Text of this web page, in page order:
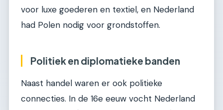
voor luxe goederen en textiel, en Nederland
had Polen nodig voor grondstoffen.
Politiek en diplomatieke banden
Naast handel waren er ook politieke
connecties. In de 16e eeuw vocht Nederland